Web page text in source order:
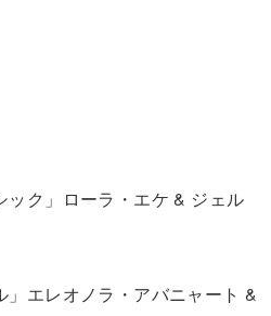
ック」ローラ・エケ & ジェル
」エレオノラ・アバニャート &